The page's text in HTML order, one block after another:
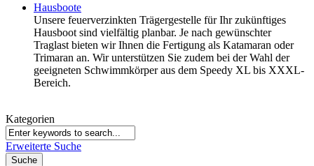
Hausboote
Unsere feuerverzinkten Trägergestelle für Ihr zukünftiges
Hausboot sind vielfältig planbar. Je nach gewünschter
Traglast bieten wir Ihnen die Fertigung als Katamaran oder
Trimaran an. Wir unterstützen Sie zudem bei der Wahl der
geeigneten Schwimmkörper aus dem Speedy XL bis XXXL-
Bereich.
Kategorien
Erweiterte Suche
Suche